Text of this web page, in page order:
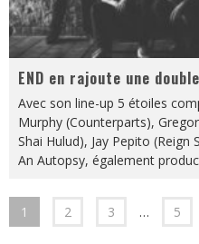
END en rajoute une
Avec son line-up 5 étoiles
Murphy (Counterparts),
Shai Hulud), Jay Pepito
An Autopsy, également
1 2 3 … 5